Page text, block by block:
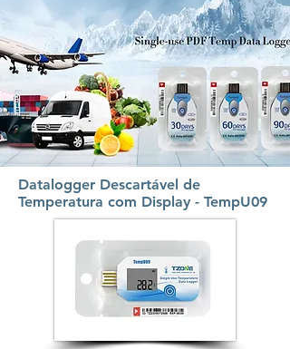
Datalogger Descartável de
Temperatura com Display - TempU09